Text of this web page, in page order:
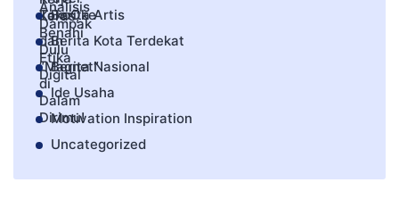
Berita Artis
Berita Kota Terdekat
Berita Nasional
Ide Usaha
Motivation Inspiration
Uncategorized